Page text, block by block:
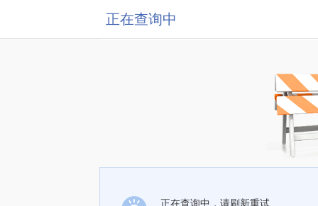
正在查询中
正在查询中，请刷新重试